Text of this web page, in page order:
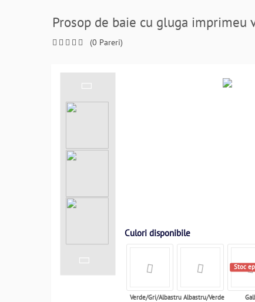
Prosop de baie cu gluga
(0 Pareri)
Culori disponibile
Verde/Gri/Albastru Albastru/Verde
Stoc